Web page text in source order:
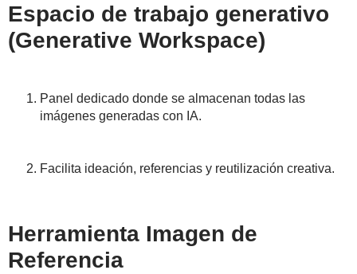
Espacio de trabajo generativo
(Generative Workspace)
Panel dedicado donde se almacenan todas las
imágenes generadas con IA.
Facilita ideación, referencias y reutilización creativa.
Herramienta Imagen de
Referencia